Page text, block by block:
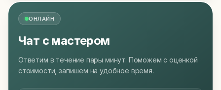
ОНЛАЙН
Чат с мастером
Ответим в течение пары минут. Поможем с оценкой
стоимости, запишем на удобное время.